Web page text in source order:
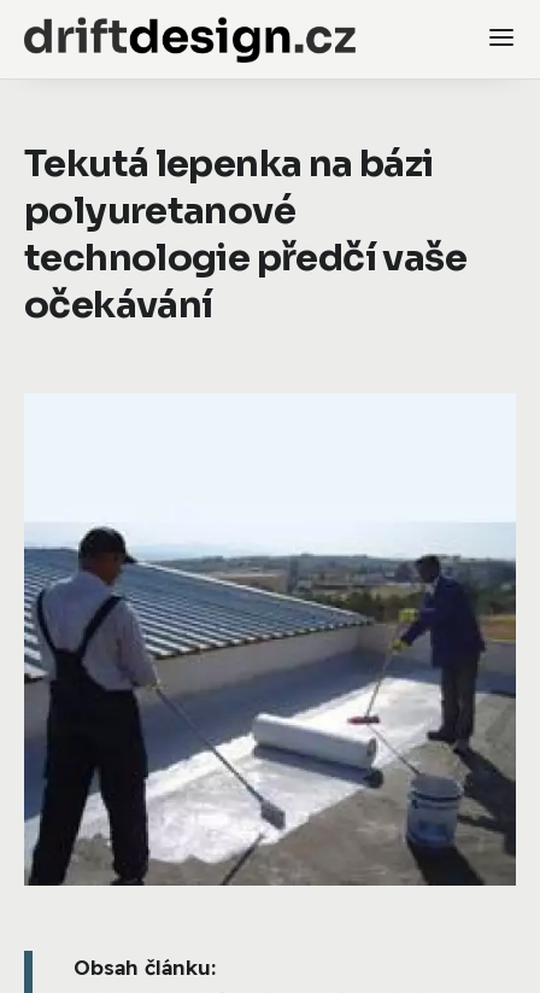
Tekutá lepenka na bázi
polyuretanové
technologie předčí vaše
očekávání
Obsah článku: